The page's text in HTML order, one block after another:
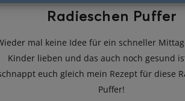
Radieschen Puffer
mal keine Idee für ein schneller
Kinder lieben und das auch noch gesund
euch gleich mein Rezept für diese
Puffer!